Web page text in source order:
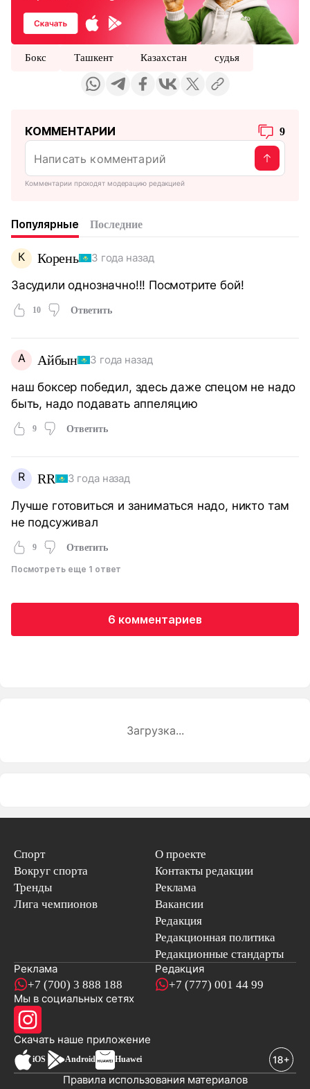
Бокс Ташкент Казахстан судья
КОММЕНТАРИИ 9
Комментарии проходят модерацию редакцией
Популярные Последние
К Корень 3 года назад
Засудили однозначно!!! Посмотрите бой!
10 Ответить
А Айбын 3 года назад
наш боксер победил, здесь даже спецом не надо
быть, надо подавать аппеляцию
9 Ответить
R RR 3 года назад
Лучше готовиться и заниматься надо, никто там
не подсуживал
9 Ответить
Посмотреть еще 1 ответ
6 комментариев
Загрузка...
Спорт
Вокруг спорта
Тренды
Лига чемпионов
О проекте
Контакты редакции
Реклама
Вакансии
Редакция
Редакционная политика
Редакционные стандарты
Реклама
+7 (700) 3 888 188
Редакция
+7 (777) 001 44 99
Мы в социальных сетях
Скачать наше приложениеновостей
iOS Android Huawei
Правила использования материалов